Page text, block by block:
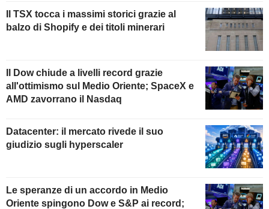
Il TSX tocca i massimi storici grazie al
balzo di Shopify e dei titoli minerari
Il Dow chiude a livelli record grazie
all'ottimismo sul Medio Oriente; SpaceX e
AMD zavorrano il Nasdaq
Datacenter: il mercato rivede il suo
giudizio sugli hyperscaler
Le speranze di un accordo in Medio
Oriente spingono Dow e S&P ai record;